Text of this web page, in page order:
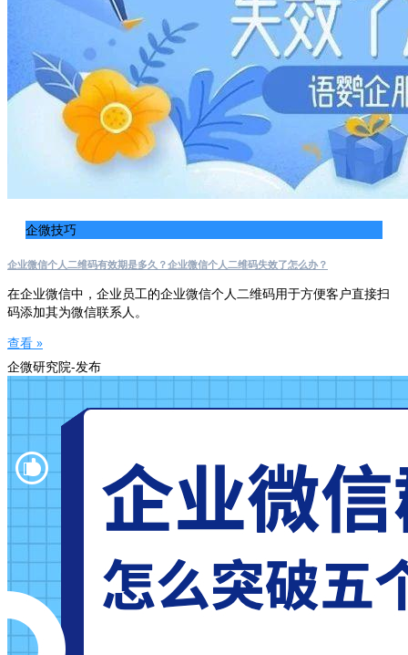
企微技巧
企业微信个人二维码有效期是多久？企业微信个人二维码失效了怎么办？
在企业微信中，企业员工的企业微信个人二维码用于方便客户直接扫
码添加其为微信联系人。
查看 »
企微研究院-发布